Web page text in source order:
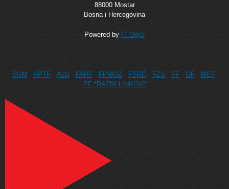
88000 Mostar
Bosna i Hercegovina
Powered by IT Odjel
SUM APTF ALU FARF FPMOZ FSRE FZS FF GF
MEF
PF *RAZNI LINKOVI*